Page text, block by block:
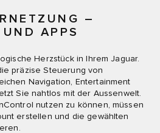
–
APPS
Herzstück in Ihrem Jaguar.
präzise Steuerung von
Navigation, Entertainment
Sie nahtlos mit der Aussenwelt.
nutzen zu können, müssen
erstellen und die gewählten